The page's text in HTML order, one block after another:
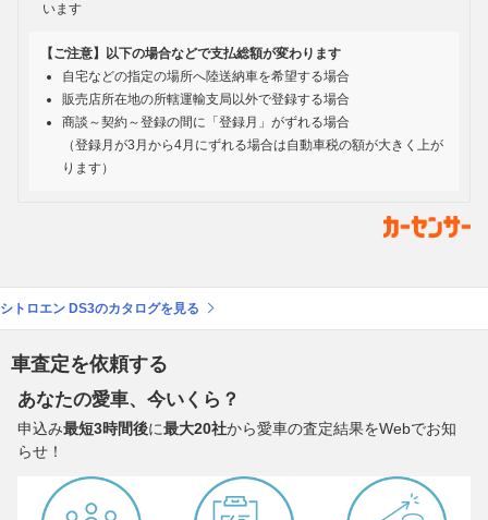
います
【ご注意】以下の場合などで支払総額が変わります
自宅などの指定の場所へ陸送納車を希望する場合
販売店所在地の所轄運輸支局以外で登録する場合
商談～契約～登録の間に「登録月」がずれる場合
（登録月が3月から4月にずれる場合は自動車税の額が大きく上が
ります）
シトロエン DS3のカタログを見る
車査定を依頼する
あなたの愛車、今いくら？
申込み最短3時間後に最大20社から愛車の査定結果をWebでお知
らせ！